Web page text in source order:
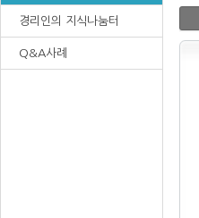
경리인의 지식나눔터
Q&A사례